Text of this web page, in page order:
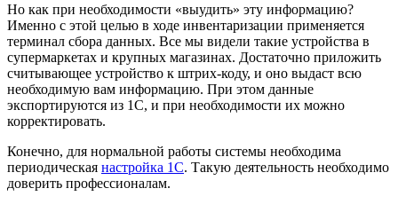
Но как при необходимости «выудить» эту информацию?
Именно с этой целью в ходе инвентаризации применяется
терминал сбора данных. Все мы видели такие устройства в
супермаркетах и крупных магазинах. Достаточно приложить
считывающее устройство к штрих-коду, и оно выдаст всю
необходимую вам информацию. При этом данные
экспортируются из 1С, и при необходимости их можно
корректировать.
Конечно, для нормальной работы системы необходима
периодическая настройка 1С. Такую деятельность необходимо
доверить профессионалам.